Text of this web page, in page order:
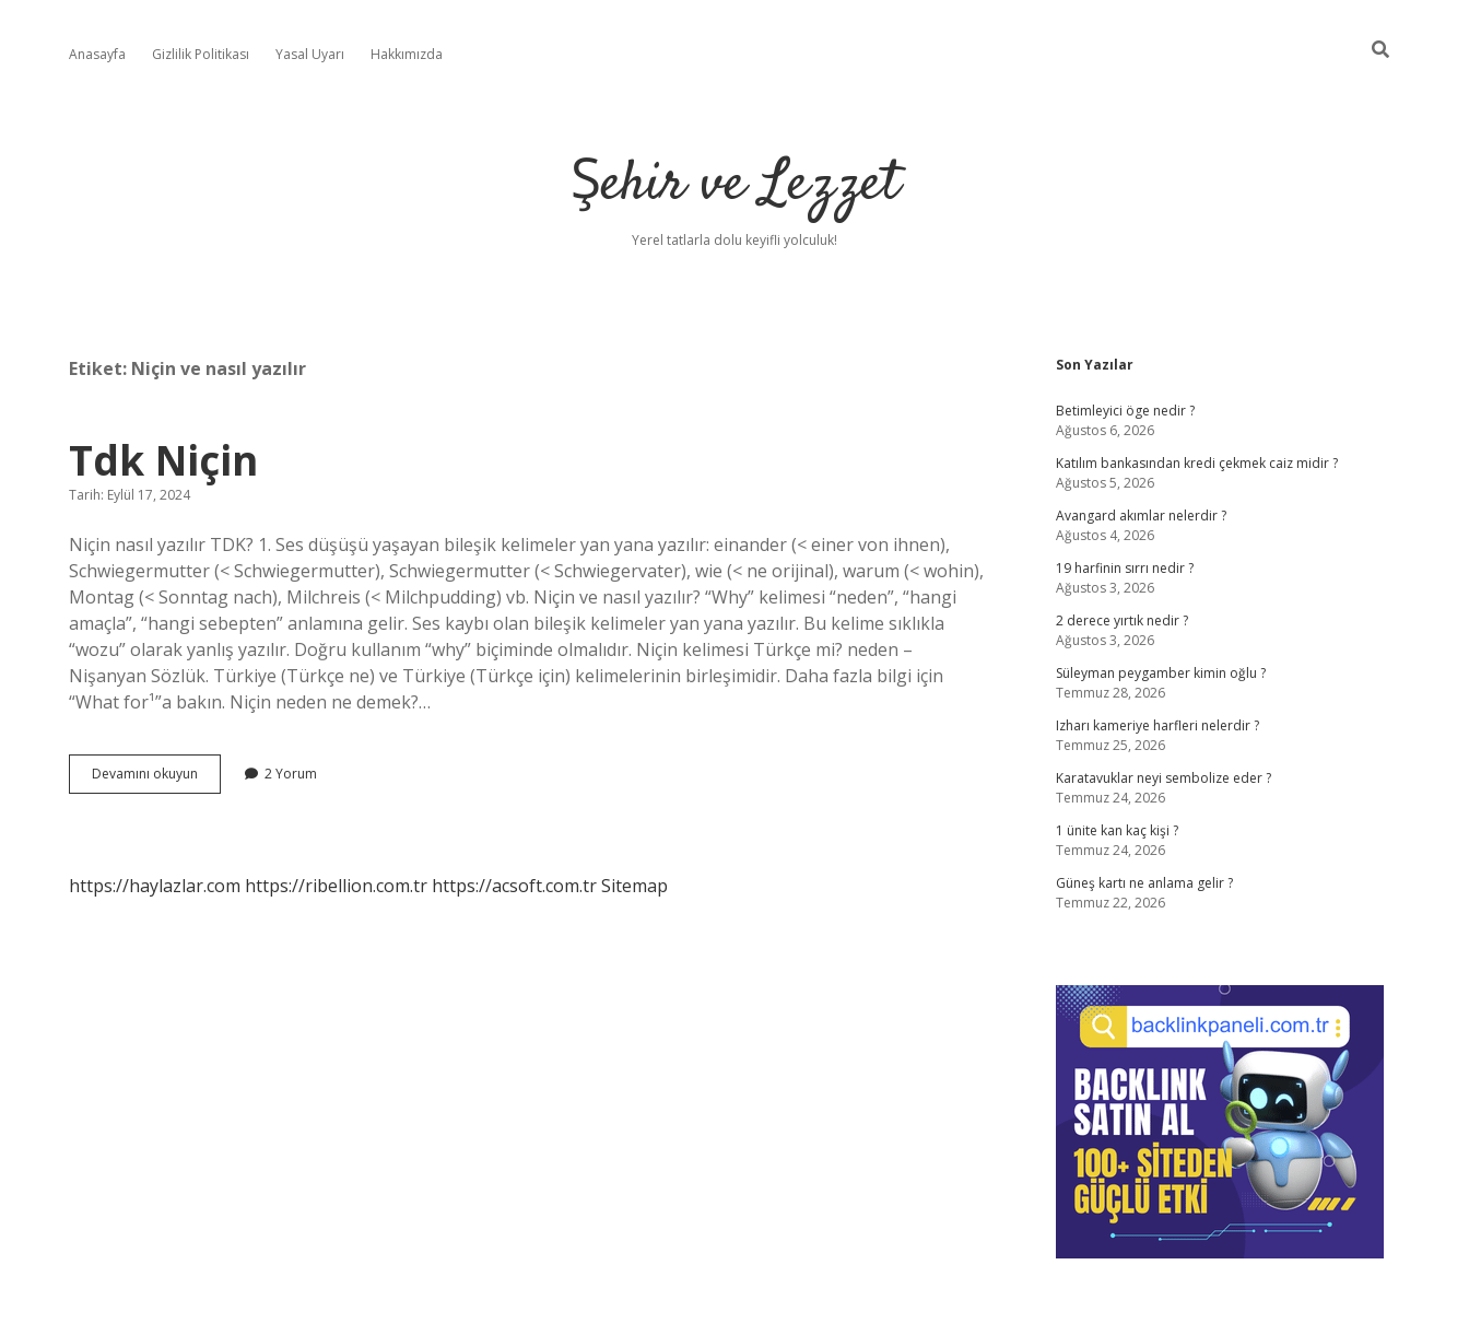
Anasayfa Gizlilik Politikası Yasal Uyarı Hakkımızda
Şehir ve Lezzet
Yerel tatlarla dolu keyifli yolculuk!
Etiket: Niçin ve nasıl yazılır
Tdk Niçin
Tarih: Eylül 17, 2024
Niçin nasıl yazılır TDK? 1. Ses düşüşü yaşayan bileşik kelimeler yan yana yazılır: einander (< einer von ihnen),
Schwiegermutter (< Schwiegermutter), Schwiegermutter (< Schwiegervater), wie (< ne orijinal), warum (< wohin),
Montag (< Sonntag nach), Milchreis (< Milchpudding) vb. Niçin ve nasıl yazılır? “Why” kelimesi “neden”, “hangi
amaçla”, “hangi sebepten” anlamına gelir. Ses kaybı olan bileşik kelimeler yan yana yazılır. Bu kelime sıklıkla
“wozu” olarak yanlış yazılır. Doğru kullanım “why” biçiminde olmalıdır. Niçin kelimesi Türkçe mi? neden –
Nişanyan Sözlük. Türkiye (Türkçe ne) ve Türkiye (Türkçe için) kelimelerinin birleşimidir. Daha fazla bilgi için
“What for¹”a bakın. Niçin neden ne demek?…
Devamını okuyun
Niçin
2 Yorum
https://haylazlar.com https://ribellion.com.tr https://acsoft.com.trSitemap
Sidebar
Son Yazılar
Betimleyici öge nedir ?
Ağustos 6, 2026
Katılım bankasından kredi çekmek caiz midir ?
Ağustos 5, 2026
Avangard akımlar nelerdir ?
Ağustos 4, 2026
19 harfinin sırrı nedir ?
Ağustos 3, 2026
2 derece yırtık nedir ?
Ağustos 3, 2026
Süleyman peygamber kimin oğlu ?
Temmuz 28, 2026
Izharı kameriye harfleri nelerdir ?
Temmuz 25, 2026
Karatavuklar neyi sembolize eder ?
Temmuz 24, 2026
1 ünite kan kaç kişi ?
Temmuz 24, 2026
Güneş kartı ne anlama gelir ?
Temmuz 22, 2026